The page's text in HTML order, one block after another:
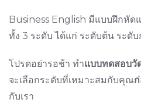
Business English มีแบบฝึกหั
ทั้ง 3 ระดับ ได้แก่ ระดับต้น ระดั
โปรดอย่ารอช้า ทำแบบทดสอบวั
จะเลือกระดับที่เหมาะสมกับคุณ
กับเรา